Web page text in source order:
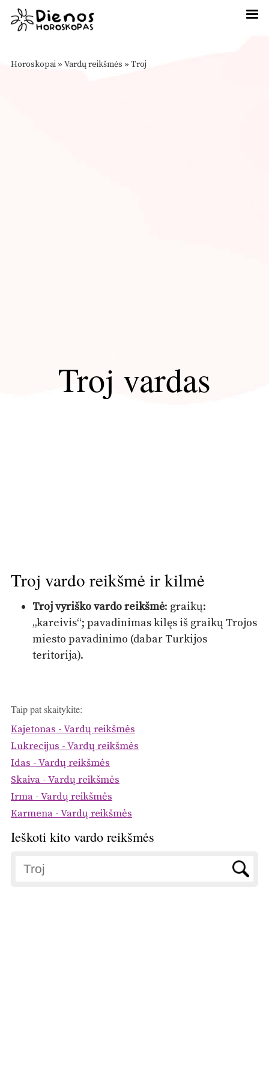
Horoskopai » Vardų reikšmės » Troj
Troj vardas
Troj vardo reikšmė ir kilmė
Troj vyriško vardo reikšmė: graikų:
„kareivis“; pavadinimas kilęs iš graikų Trojos
miesto pavadinimo (dabar Turkijos
teritorija).
Taip pat skaitykite:
Kajetonas - Vardų reikšmės
Lukrecijus - Vardų reikšmės
Idas - Vardų reikšmės
Skaiva - Vardų reikšmės
Irma - Vardų reikšmės
Karmena - Vardų reikšmės
Ieškoti kito vardo reikšmės